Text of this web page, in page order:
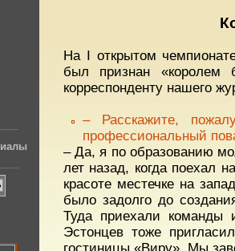
На I открытом
был признан «королем
корреспонденту нашего
– Расскажите,
профессиональный
– Да, я по образованию
лет назад, когда поехал
красоте местечке на
было задолго до
Туда приехали
Эстонцев тоже